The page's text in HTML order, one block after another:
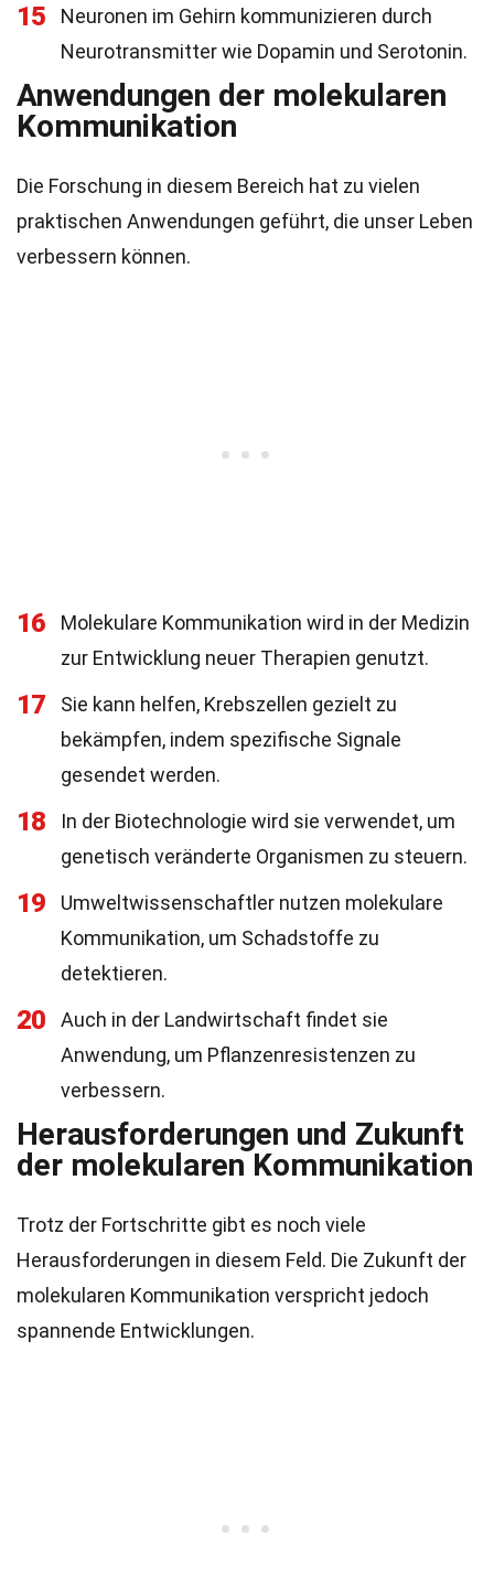
15
Neuronen im Gehirn kommunizieren durch
Neurotransmitter wie Dopamin und Serotonin.
Anwendungen der molekularen
Kommunikation
Die Forschung in diesem Bereich hat zu vielen
praktischen Anwendungen geführt, die unser Leben
verbessern können.
16
Molekulare Kommunikation wird in der Medizin
zur Entwicklung neuer Therapien genutzt.
17
Sie kann helfen, Krebszellen gezielt zu
bekämpfen, indem spezifische Signale
gesendet werden.
18
In der Biotechnologie wird sie verwendet, um
genetisch veränderte Organismen zu steuern.
19
Umweltwissenschaftler nutzen molekulare
Kommunikation, um Schadstoffe zu
detektieren.
20
Auch in der Landwirtschaft findet sie
Anwendung, um Pflanzenresistenzen zu
verbessern.
Herausforderungen und Zukunft
der molekularen Kommunikation
Trotz der Fortschritte gibt es noch viele
Herausforderungen in diesem Feld. Die Zukunft der
molekularen Kommunikation verspricht jedoch
spannende Entwicklungen.